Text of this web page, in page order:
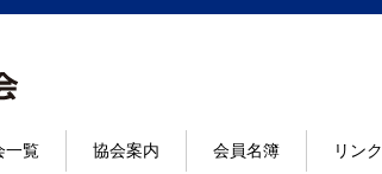
一覧 協会案内 会員名簿 リンク